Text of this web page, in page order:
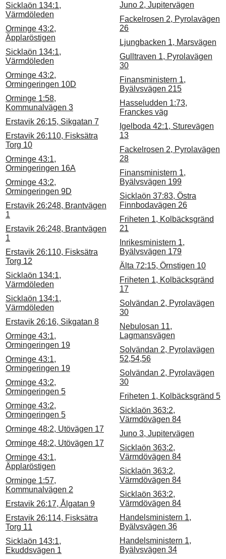
Sicklaön 134:1,
Värmdöleden
Orminge 43:2,
Äpplaröstigen
Sicklaön 134:1,
Värmdöleden
Orminge 43:2,
Ormingeringen 10D
Orminge 1:58,
Kommunalvägen 3
Erstavik 26:15, Sikgatan 7
Erstavik 26:110, Fisksätra
Torg 10
Orminge 43:1,
Ormingeringen 16A
Orminge 43:2,
Ormingeringen 9D
Erstavik 26:248, Brantvägen
1
Erstavik 26:248, Brantvägen
1
Erstavik 26:110, Fisksätra
Torg 12
Sicklaön 134:1,
Värmdöleden
Sicklaön 134:1,
Värmdöleden
Erstavik 26:16, Sikgatan 8
Orminge 43:1,
Ormingeringen 19
Orminge 43:1,
Ormingeringen 19
Orminge 43:2,
Ormingeringen 5
Orminge 43:2,
Ormingeringen 5
Orminge 48:2, Utövägen 17
Orminge 48:2, Utövägen 17
Orminge 43:1,
Äpplaröstigen
Orminge 1:57,
Kommunalvägen 2
Erstavik 26:17, Ålgatan 9
Erstavik 26:114, Fisksätra
Torg 11
Sicklaön 143:1,
Ekuddsvägen 1
Juno 2, Jupitervägen
Fackelrosen 2, Pyrolavägen
26
Ljungbacken 1, Marsvägen
Gulltraven 1, Pyrolavägen
30
Finansministern 1,
Byälvsvägen 215
Hasseludden 1:73,
Franckes väg
Igelboda 42:1, Sturevägen
13
Fackelrosen 2, Pyrolavägen
28
Finansministern 1,
Byälvsvägen 199
Sicklaön 37:83, Östra
Finnbodavägen 26
Friheten 1, Kolbäcksgränd
21
Inrikesministern 1,
Byälvsvägen 179
Älta 72:15, Örnstigen 10
Friheten 1, Kolbäcksgränd
17
Solvändan 2, Pyrolavägen
30
Nebulosan 11,
Lagmansvägen
Solvändan 2, Pyrolavägen
52,54,56
Solvändan 2, Pyrolavägen
30
Friheten 1, Kolbäcksgränd 5
Sicklaön 363:2,
Värmdövägen 84
Juno 3, Jupitervägen
Sicklaön 363:2,
Värmdövägen 84
Sicklaön 363:2,
Värmdövägen 84
Sicklaön 363:2,
Värmdövägen 84
Handelsministern 1,
Byälvsvägen 36
Handelsministern 1,
Byälvsvägen 34